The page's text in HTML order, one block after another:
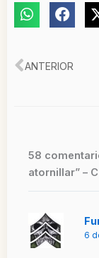
Ant
ANTERIOR
58
atornillar” –
6